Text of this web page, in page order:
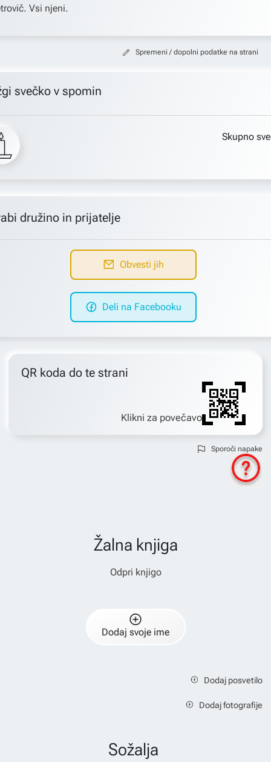
Vsi njeni.
Spremeni / dopolni podatke na strani
svečko v spomin
Skupno
družino in prijatelje
Obvesti jih
Deli na Facebooku
QR koda do te strani
Klikni za povečavo
Sporoči napake
Žalna knjiga
Odpri knjigo
Dodaj svoje ime
Dodaj posvetilo
Dodaj fotografije
Sožalja